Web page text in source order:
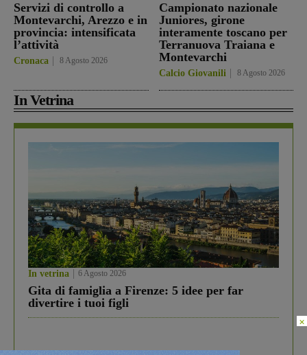
Servizi di controllo a
Montevarchi, Arezzo e in
provincia: intensificata
l’attività
Cronaca 8 Agosto 2026
Campionato nazionale
Juniores, girone
interamente toscano per
Terranuova Traiana e
Montevarchi
Calcio Giovanili 8 Agosto 2026
In Vetrina
In vetrina 6 Agosto 2026
Gita di famiglia a Firenze: 5 idee per far
divertire i tuoi figli
×